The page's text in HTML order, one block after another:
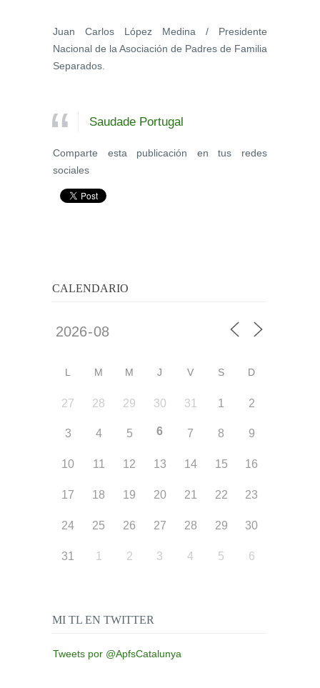
Juan Carlos López Medina / Presidente
Nacional de la Asociación de Padres de Familia
Separados.
Saudade Portugal
Comparte esta publicación en tus redes
sociales
CALENDARIO
L M M J V S D
27 28 29 30 31 1 2
3 4 5 6 7 8 9
10 11 12 13 14 15 16
17 18 19 20 21 22 23
24 25 26 27 28 29 30
31 1 2 3 4 5 6
MI TL EN TWITTER
Tweets por @ApfsCatalunya